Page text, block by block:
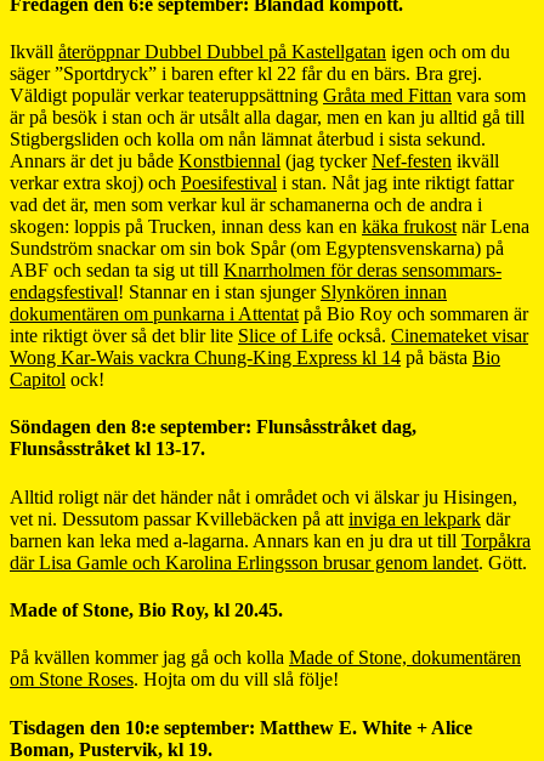
Fredagen den 6:e september: Blandad kompott.
Ikväll återöppnar Dubbel Dubbel på Kastellgatan igen och om du
säger ”Sportdryck” i baren efter kl 22 får du en bärs. Bra grej.
Väldigt populär verkar teateruppsättning Gråta med Fittan vara som
är på besök i stan och är utsålt alla dagar, men en kan ju alltid gå till
Stigbergsliden och kolla om nån lämnat återbud i sista sekund.
Annars är det ju både Konstbiennal (jag tyckerNef-festen ikväll
verkar extra skoj) och Poesifestival i stan. Nåt jag inte riktigt fattar
vad det är, men som verkar kul är schamanerna och de andra i
skogen: loppis på Trucken, innan dess kan en käka frukost när Lena
Sundström snackar om sin bok Spår (om Egyptensvenskarna) på
ABF och sedan ta sig ut till Knarrholmen för deras sensommars-
endagsfestival! Stannar en i stan sjunger Slynkören innan
dokumentären om punkarna i Attentat på Bio Roy och sommaren är
inte riktigt över så det blir lite Slice of Life också. Cinemateket visar
Wong Kar-Wais vackra Chung-King Express kl 14 på bästa Bio
Capitol ock!
Söndagen den 8:e september: Flunsåsstråket dag,
Flunsåsstråket kl 13-17.
Alltid roligt när det händer nåt i området och vi älskar ju Hisingen,
vet ni. Dessutom passar Kvillebäcken på att inviga en lekpark där
barnen kan leka med a-lagarna. Annars kan en ju dra ut till Torpåkra
där Lisa Gamle och Karolina Erlingsson brusar genom landet. Gött.
Made of Stone, Bio Roy, kl 20.45.
På kvällen kommer jag gå och kolla Made of Stone, dokumentären
om Stone Roses. Hojta om du vill slå följe!
Tisdagen den 10:e september: Matthew E. White + Alice
Boman, Pustervik, kl 19.